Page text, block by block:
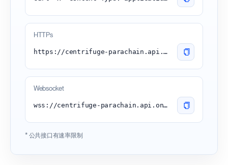
HTTPs
https://centrifuge-parachain.api.onfinality.io/public
Websocket
wss://centrifuge-parachain.api.onfinality.io/public-ws
* 公共接口有速率限制